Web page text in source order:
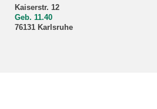
Kaiserstr. 12
Geb. 11.40
76131 Karlsruhe